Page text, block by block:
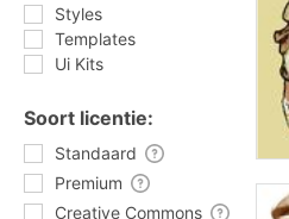
Styles
Templates
Ui Kits
Soort licentie:
Standaard
Premium
Creative Commons